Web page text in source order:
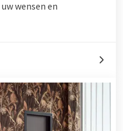
wensen en